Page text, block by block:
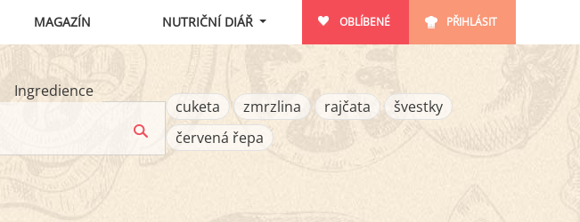
MAGAZÍN NUTRIČNÍ DIÁŘ OBLÍBENÉ PŘIHLÁSIT
Ingredience
cuketa
zmrzlina rajčata
švestky
červená řepa